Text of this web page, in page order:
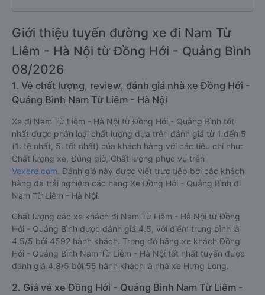
Giới thiệu tuyến đường xe đi Nam Từ
Liêm - Hà Nội từ Đồng Hới - Quảng Bình
08/2026
1. Về chất lượng, review, đánh giá nhà xe Đồng Hới -
Quảng Bình Nam Từ Liêm - Hà Nội
Xe đi Nam Từ Liêm - Hà Nội từ Đồng Hới - Quảng Bình tốt
nhất được phân loại chất lượng dựa trên đánh giá từ 1 đến 5
(1: tệ nhất, 5: tốt nhất) của khách hàng với các tiêu chí như:
Chất lượng xe, Đúng giờ, Chất lượng phục vụ trên
Vexere.com. Đánh giá này được viết trực tiếp bởi các khách
hàng đã trải nghiệm các hãng Xe Đồng Hới - Quảng Bình đi
Nam Từ Liêm - Hà Nội.
Chất lượng các xe khách đi Nam Từ Liêm - Hà Nội từ Đồng
Hới - Quảng Bình được đánh giá 4.5, với điểm trung bình là
4.5/5 bởi 4592 hành khách. Trong đó hãng xe khách Đồng
Hới - Quảng Bình Nam Từ Liêm - Hà Nội tốt nhất tuyến được
đánh giá 4.8/5 bởi 55 hành khách là nhà xe Hưng Long.
2. Giá vé xe Đồng Hới - Quảng Bình Nam Từ Liêm -